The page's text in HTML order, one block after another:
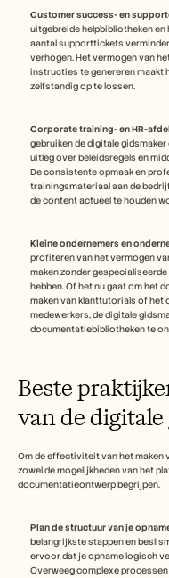
Customer success- en
uitgebreide helpbibliotheken
aantal supporttickets
verhogen. Het vermogen van
instructies te genereren maakt
zelfstandig op te lossen.
Corporate training- en HR-
gebruiken de digitale
uitleg over beleidsregels en
De consistente opmaak en
trainingsmateriaal aan de
de content actueel te houden
Kleine ondernemers en
profiteren van het vermogen
maken zonder
hebben. Of het nu gaat om het
maken van klanttutorials of het
medewerkers, de digitale
documentatiebibliotheken te
Beste
van de
Om de effectiviteit van het maken
zowel de mogelijkheden van het
documentatieontwerp begrijpen.
Plan de structuur van je
belangrijkste stappen en
ervoor dat je opname logisch
Overweeg complexe